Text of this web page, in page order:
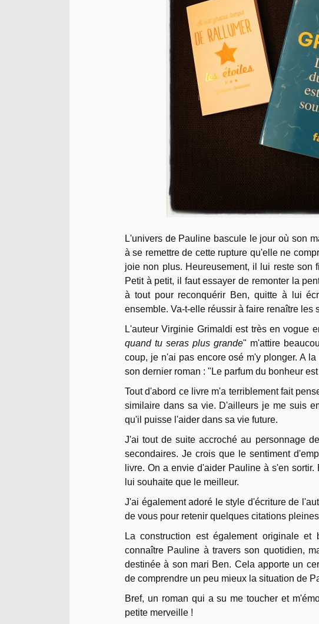
L'univers de Pauline bascule le jour où son
à se remettre de cette rupture qu'elle ne
joie non plus. Heureusement, il lui reste
Petit à petit, il faut essayer de remonter la
à tout pour reconquérir Ben, quitte à lui
ensemble. Va-t-elle réussir à faire renaître les
L'auteur Virginie Grimaldi est très en vogue
quand tu seras plus grande" m'attire
coup, je n'ai pas encore osé m'y plonger. A
son dernier roman : "Le parfum du bonheur
Tout d'abord ce livre m'a terriblement fait
similaire dans sa vie. D'ailleurs je me suis
qu'il puisse l'aider dans sa vie future.
J'ai tout de suite accroché au personnage
secondaires. Je crois que le sentiment
livre. On a envie d'aider Pauline à s'en
lui souhaite que le meilleur.
J'ai également adoré le style d'écriture de
de vous pour retenir quelques citations
La construction est également originale
connaître Pauline à travers son quotidien,
destinée à son mari Ben. Cela apporte un
de comprendre un peu mieux la situation de
Bref, un roman qui a su me toucher et
petite merveille !